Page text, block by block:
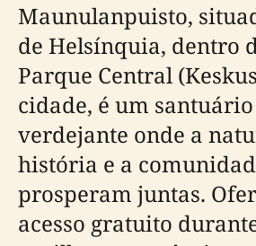
Maunulanpuisto,
de Helsínquia, dentro
Parque Central
cidade, é um
verdejante onde a
história e a
prosperam juntas.
acesso gratuito